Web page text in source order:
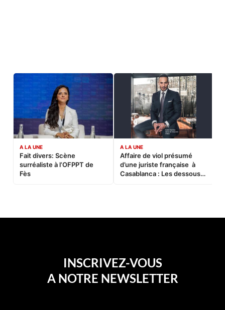
A LA UNE
Fait divers: Scène
surréaliste à l’OFPPT de
Fès
A LA UNE
Affaire de viol présumé
d’une juriste française à
Casablanca : Les dessous
INSCRIVEZ-VOUS
A NOTRE NEWSLETTER